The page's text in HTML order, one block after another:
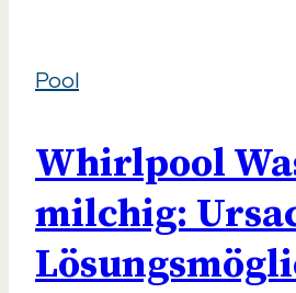
es
den
Pool?
Pool
Whirlpool
milchig: